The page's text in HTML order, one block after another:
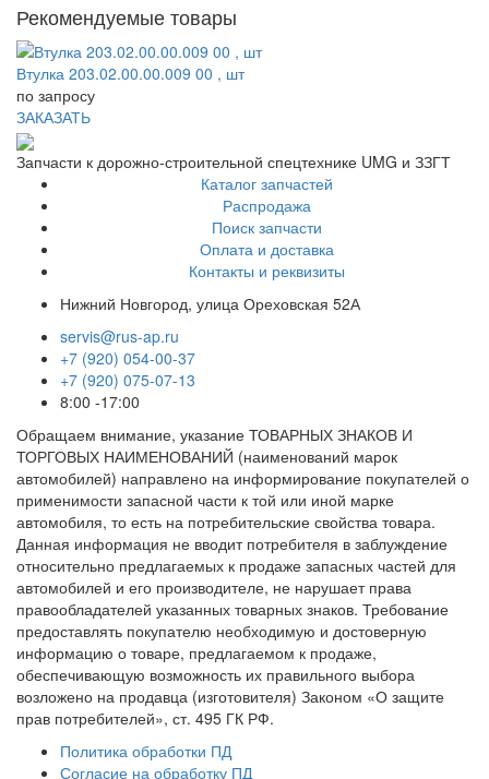
Рекомендуемые товары
Втулка 203.02.00.00.009 00 , шт
по запросу
ЗАКАЗАТЬ
Запчасти к дорожно-строительной спецтехнике UMG и ЗЗГТ
Каталог запчастей
Распродажа
Поиск запчасти
Оплата и доставка
Контакты и реквизиты
Нижний Новгород, улица Ореховская 52А
servis@rus-ap.ru
+7 (920) 054-00-37
+7 (920) 075-07-13
8:00 -17:00
Обращаем внимание, указание ТОВАРНЫХ ЗНАКОВ И
ТОРГОВЫХ НАИМЕНОВАНИЙ (наименований марок
автомобилей) направлено на информирование покупателей о
применимости запасной части к той или иной марке
автомобиля, то есть на потребительские свойства товара.
Данная информация не вводит потребителя в заблуждение
относительно предлагаемых к продаже запасных частей для
автомобилей и его производителе, не нарушает права
правообладателей указанных товарных знаков. Требование
предоставлять покупателю необходимую и достоверную
информацию о товаре, предлагаемом к продаже,
обеспечивающую возможность их правильного выбора
возложено на продавца (изготовителя) Законом «О защите
прав потребителей», ст. 495 ГК РФ.
Политика обработки ПД
Согласие на обработку ПД